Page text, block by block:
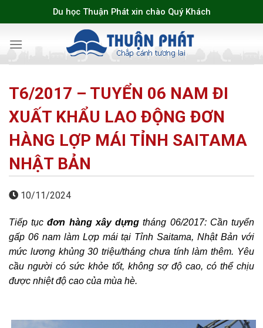
to
Du học Thuận Phát xin chào Quý Khách
T6/2017 – TUYỂN 06 NAM ĐI
XUẤT KHẨU LAO ĐỘNG ĐƠN
HÀNG LỢP MÁI TỈNH SAITAMA
NHẬT BẢN
10/11/2024
Tiếp tụcđơn hàng xây dựng tháng 06/2017: Cần tuyển
gấp 06 nam làm Lợp mái tại Tỉnh Saitama, Nhật Bản với
mức lương khủng 30 triệu/tháng chưa tính làm thêm. Yêu
cầu người có sức khỏe tốt, không sợ độ cao, có thể chịu
được nhiệt độ cao của mùa hè.